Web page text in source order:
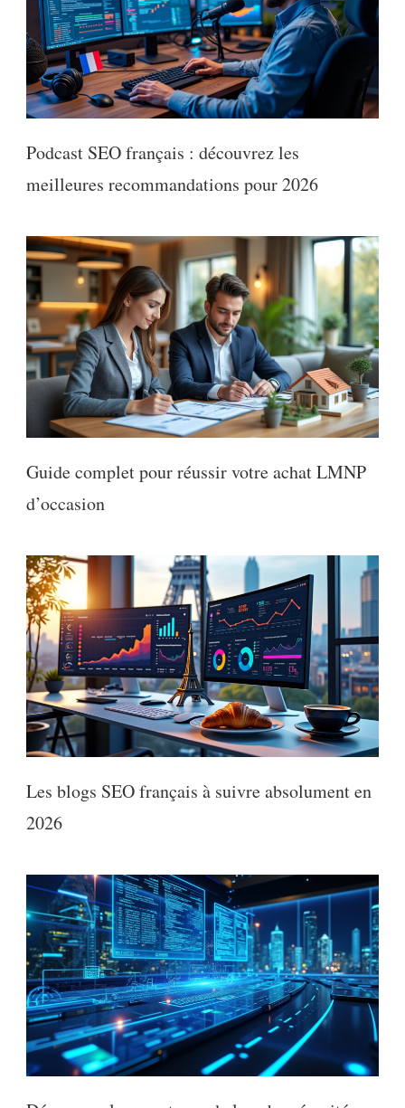
Podcast SEO français : découvrez les
meilleures recommandations pour 2026
Guide complet pour réussir votre achat LMNP
d’occasion
Les blogs SEO français à suivre absolument en
2026